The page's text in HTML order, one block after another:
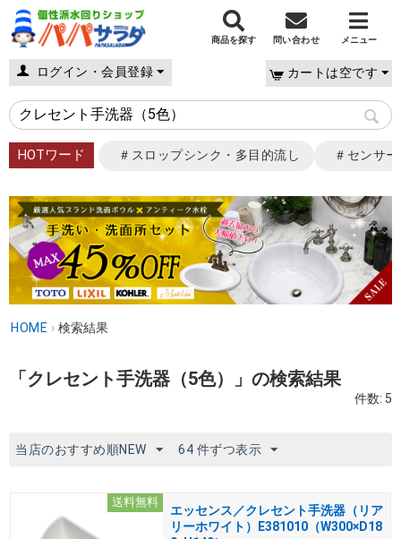
商品を探す 問い合わせ メニュー
ログイン・会員登録 カートは空です
HOTワード ＃スロップシンク・多目的流し ＃センサ
HOME › 検索結果
「クレセント手洗器（5色）」の検索結果
件数: 5
当店のおすすめ順NEW 64 件ずつ表示
送料無料
エッセンス／クレセント手洗器（リア
リーホワイト）E381010（W300×D18